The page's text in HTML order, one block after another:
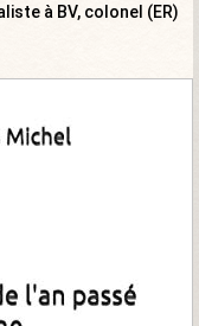
à BV, colonel (ER)